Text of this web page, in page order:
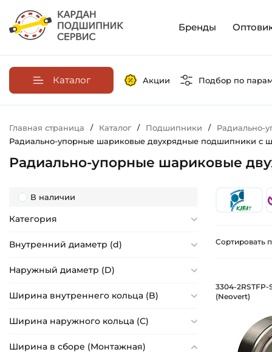
Бренды
Каталог Акции Подбор по
Главная страница / Каталог / Подшипники / Радиально-
Радиально-упорные шариковые двухрядные подшипники с
Радиально-упорные шариковые
В наличии
Категория
Внутренний диаметр (d)
Наружный диаметр (D)
Ширина внутреннего кольца (B)
Ширина наружного кольца (С)
Ширина в сборе (Монтажная)
Сортировать
Название:
3304-2RSTFP-
(Neovert)